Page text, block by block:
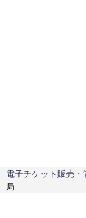
電子チケット販売
局